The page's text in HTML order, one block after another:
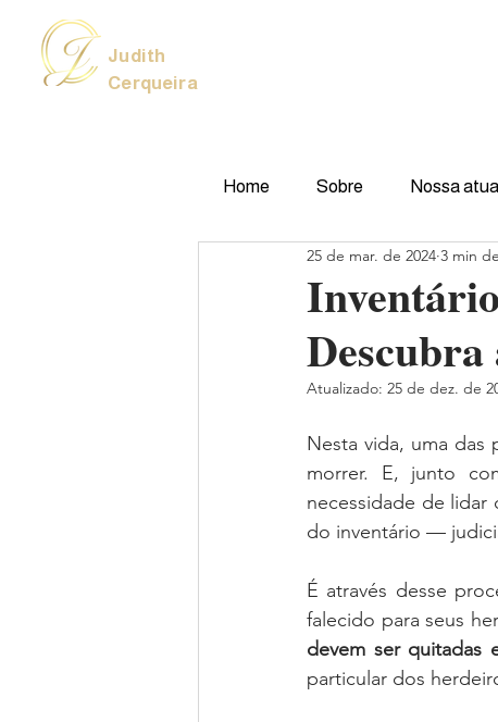
Judith
Cerqueira
Home Sobre Nossa
25 de mar. de 2024 3 min
Atualizado: 25 de dez. de
Nesta vida, uma
morrer. E, junto
necessidade de lidar
do inventário —
É através desse
devem ser quitadas
particular dos